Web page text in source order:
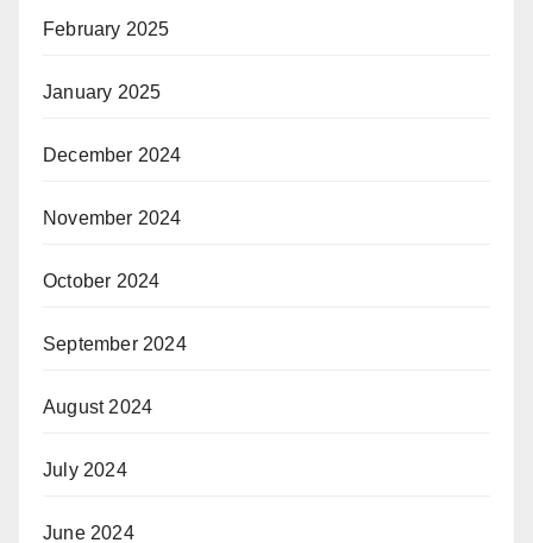
February 2025
January 2025
December 2024
November 2024
October 2024
September 2024
August 2024
July 2024
June 2024